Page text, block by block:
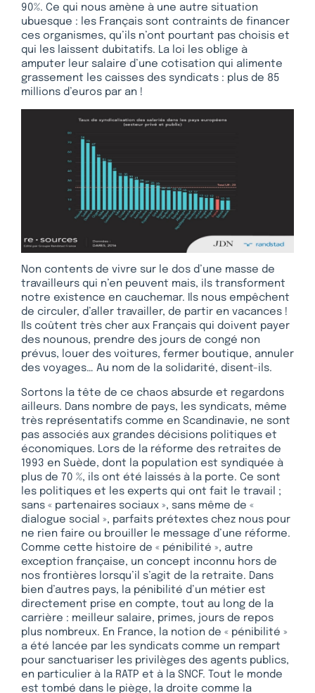
90%. Ce qui nous amène à une autre situation
ubuesque : les Français sont contraints de financer
ces organismes, qu’ils n’ont pourtant pas choisis et
qui les laissent dubitatifs. La loi les oblige à
amputer leur salaire d’une cotisation qui alimente
grassement les caisses des syndicats : plus de 85
millions d’euros par an !
Non contents de vivre sur le dos d’une masse de
travailleurs qui n’en peuvent mais, ils transforment
notre existence en cauchemar. Ils nous empêchent
de circuler, d’aller travailler, de partir en vacances !
Ils coûtent très cher aux Français qui doivent payer
des nounous, prendre des jours de congé non
prévus, louer des voitures, fermer boutique, annuler
des voyages… Au nom de la solidarité, disent-ils.
Sortons la tête de ce chaos absurde et regardons
ailleurs. Dans nombre de pays, les syndicats, même
très représentatifs comme en Scandinavie, ne sont
pas associés aux grandes décisions politiques et
économiques. Lors de la réforme des retraites de
1993 en Suède, dont la population est syndiquée à
plus de 70 %, ils ont été laissés à la porte. Ce sont
les politiques et les experts qui ont fait le travail ;
sans « partenaires sociaux », sans même de «
dialogue social », parfaits prétextes chez nous pour
ne rien faire ou brouiller le message d’une réforme.
Comme cette histoire de « pénibilité », autre
exception française, un concept inconnu hors de
nos frontières lorsqu’il s’agit de la retraite. Dans
bien d’autres pays, la pénibilité d’un métier est
directement prise en compte, tout au long de la
carrière : meilleur salaire, primes, jours de repos
plus nombreux. En France, la notion de « pénibilité »
a été lancée par les syndicats comme un rempart
pour sanctuariser les privilèges des agents publics,
en particulier à la RATP et à la SNCF. Tout le monde
est tombé dans le piège, la droite comme la